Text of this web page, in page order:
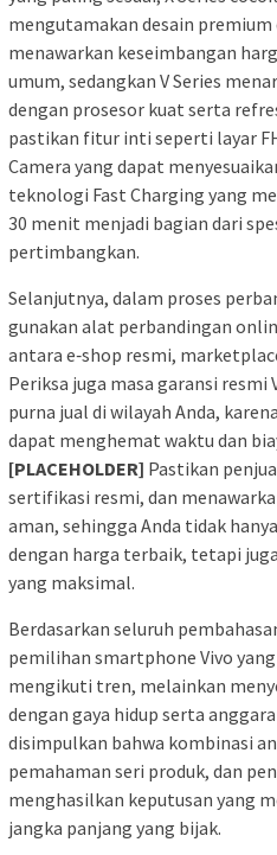
mengutamakan desain premium
menawarkan keseimbangan
umum, sedangkan V Series
dengan prosesor kuat serta
pastikan fitur inti seperti layar
Camera yang dapat
teknologi Fast Charging yang
30 menit menjadi bagian dari
pertimbangkan.
Selanjutnya, dalam proses
gunakan alat perbandingan
antara e‑shop resmi,
Periksa juga masa garansi resmi
purna jual di wilayah Anda,
dapat menghemat waktu dan
[PLACEHOLDER] Pastikan
sertifikasi resmi, dan
aman, sehingga Anda tidak
dengan harga terbaik, tetapi
yang maksimal.
Berdasarkan seluruh
pemilihan smartphone Vivo
mengikuti tren, melainkan
dengan gaya hidup serta
disimpulkan bahwa kombinasi
pemahaman seri produk, dan
menghasilkan keputusan yang
jangka panjang yang bijak.